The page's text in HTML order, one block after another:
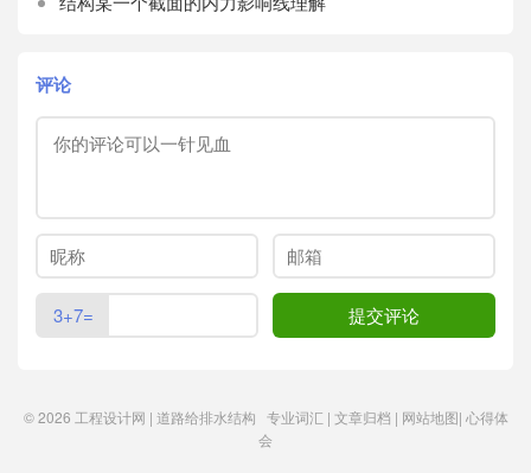
评论
3+7=
© 2026 工程设计网 | 道路给排水结构 专业词汇 | 文章归档 | 网站地图| 心得体
会